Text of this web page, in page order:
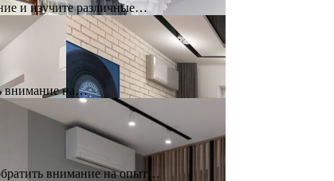
и изучите различные…
внимание на…
внимание на опыт…